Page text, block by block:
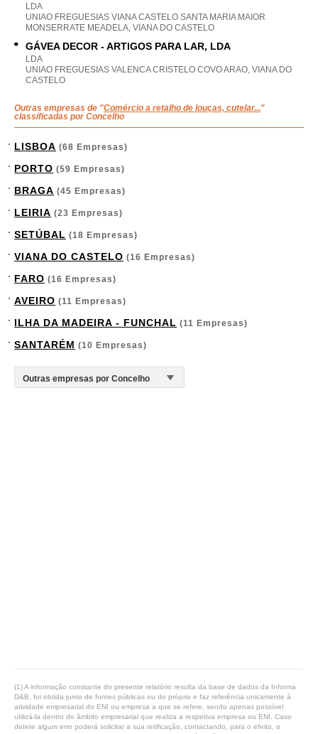
LDA
UNIAO FREGUESIAS VIANA CASTELO SANTA MARIA MAIOR
MONSERRATE MEADELA, VIANA DO CASTELO
GÁVEA DECOR - ARTIGOS PARA LAR, LDA
LDA
UNIAO FREGUESIAS VALENCA CRISTELO COVO ARAO, VIANA DO
CASTELO
Outras empresas de "Comércio a retalho de louças, cutelar..."
classificadas por Concelho
LISBOA (68 Empresas)
PORTO (59 Empresas)
BRAGA (45 Empresas)
LEIRIA (23 Empresas)
SETÚBAL (18 Empresas)
VIANA DO CASTELO (16 Empresas)
FARO (16 Empresas)
AVEIRO (11 Empresas)
ILHA DA MADEIRA - FUNCHAL (11 Empresas)
SANTARÉM (10 Empresas)
(1) A informação constante do presente relatório resulta da base de dados da Informa
D&B, foi obtida junto de fontes públicas ou do próprio e faz referência unicamente à
atividade empresarial do ENI ou empresa a que se refere, sendo apenas possível
utilizá-la dentro do âmbito empresarial que realiza a respetiva empresa ou ENI. Caso
detete algum erro poderá solicitar a sua retificação, contactando, para o efeito, o